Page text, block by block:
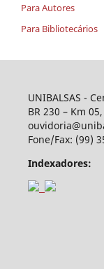
Para Autores
Para Bibliotecários
UNIBALSAS -
BR 230 – Km
Fone/Fax: (99)
Indexadores: